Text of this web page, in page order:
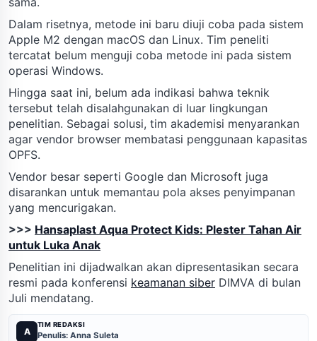
Dalam risetnya, metode ini baru diuji coba pada sistem
Apple M2 dengan macOS dan Linux. Tim peneliti
tercatat belum menguji coba metode ini pada sistem
operasi Windows.
Hingga saat ini, belum ada indikasi bahwa teknik
tersebut telah disalahgunakan di luar lingkungan
penelitian. Sebagai solusi, tim akademisi menyarankan
agar vendor browser membatasi penggunaan kapasitas
OPFS.
Vendor besar seperti Google dan Microsoft juga
disarankan untuk memantau pola akses penyimpanan
yang mencurigakan.
>>> Hansaplast Aqua Protect Kids: Plester Tahan Air
untuk Luka Anak
Penelitian ini dijadwalkan akan dipresentasikan secara
resmi pada konferensi keamanan siber DIMVA di bulan
Juli mendatang.
A
TIM REDAKSI
Penulis: Anna Suleta